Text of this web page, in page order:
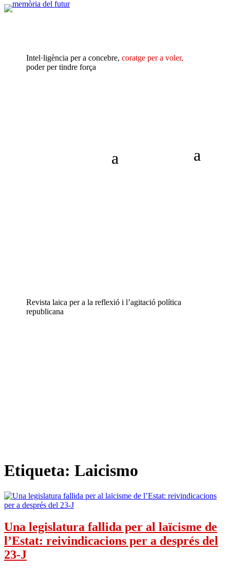
Intel·ligència per a concebre,coratge per a voler,
poder per tindre força
Revista laica per a la reflexió i l’agitació política
republicana
Etiqueta: Laicismo
Una legislatura fallida per al laïcisme de
l’Estat: reivindicacions per a després del
23-J